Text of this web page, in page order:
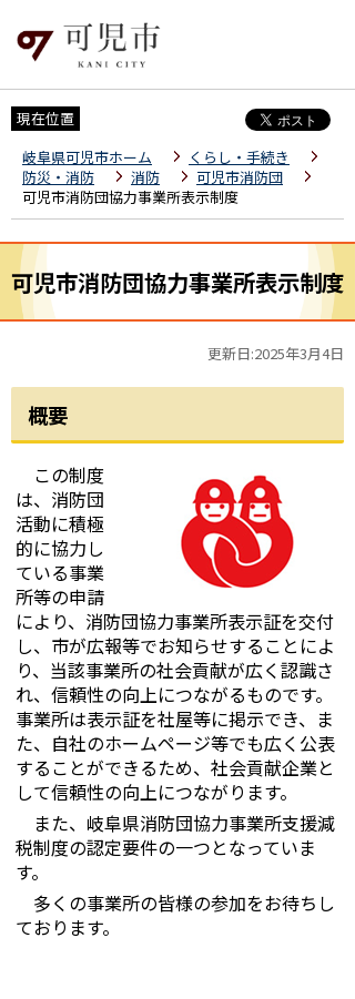
現在位置
岐阜県可児市ホーム
くらし・手続き
防災・消防
消防
可児市消防団
可児市消防団協力事業所表示制度
可児市消防団協力事業所表示制度
更新日:2025年3月4日
概要
この制度
は、消防団
活動に積極
的に協力し
ている事業
所等の申請
により、消防団協力事業所表示証を交付
し、市が広報等でお知らせすることによ
り、当該事業所の社会貢献が広く認識さ
れ、信頼性の向上につながるものです。
事業所は表示証を社屋等に掲示でき、ま
た、自社のホームページ等でも広く公表
することができるため、社会貢献企業と
して信頼性の向上につながります。
また、岐阜県消防団協力事業所支援減
税制度の認定要件の一つとなっていま
す。
多くの事業所の皆様の参加をお待ちし
ております。